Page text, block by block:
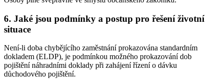
6. Jaké jsou podmínky a postup pro řešení životní
situace
Není-li doba chybějícího zaměstnání prokazována standardním
dokladem (ELDP), je podmínkou možného prokazování dob
pojištění náhradními doklady při zahájení řízení o dávku
důchodového pojištění.